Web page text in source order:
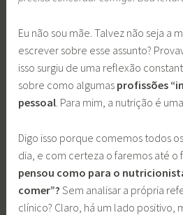
Eu não sou mãe. Talvez não seja a
escrever sobre esse assunto?
isso surgiu de uma reflexão
sobre como algumas profissões
pessoal. Para mim, a nutrição é
Digo isso porque comemos todos
dia, e com certeza o faremos até o
pensou como para o
comer”? Sem analisar a própria
clínico? Claro, há um lado positivo,